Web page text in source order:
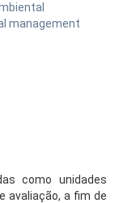
management
como unidades
avaliação, a fim de